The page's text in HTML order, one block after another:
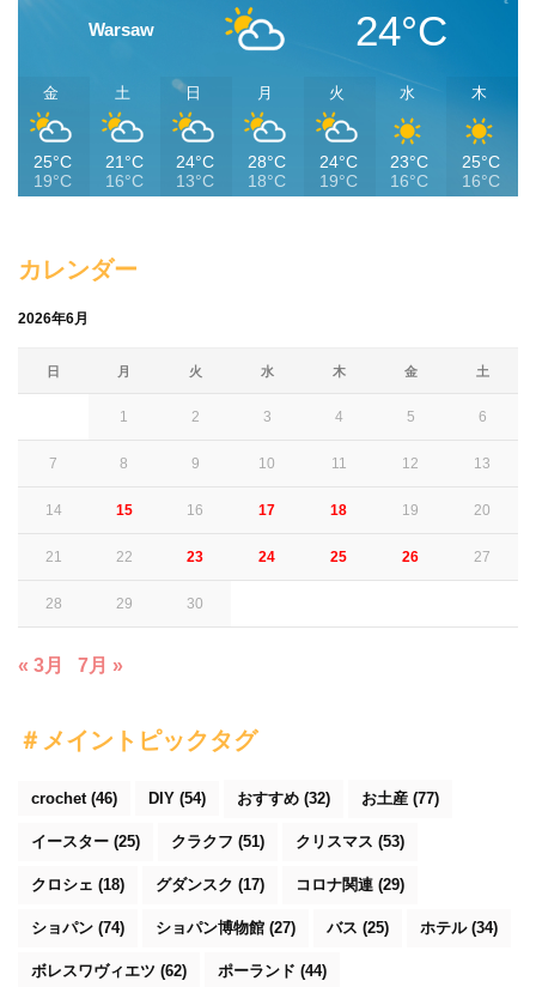
Warsaw 24°C
金
25°C
19°C
土
21°C
16°C
日
24°C
13°C
月
28°C
18°C
火
24°C
19°C
水
23°C
16°C
木
25°C
16°C
カレンダー
2026年6月
日 月 火 水 木 金 土
1 2 3 4 5 6
7 8 9 10 11 12 13
14 15 16 17 18 19 20
21 22 23 24 25 26 27
28 29 30
« 3月 7月 »
＃メイントピックタグ
crochet(46) DIY (54) おすすめ (32) お土産 (77)
イースター (25) クラクフ (51) クリスマス (53)
クロシェ (18) グダンスク (17) コロナ関連 (29)
ショパン (74) ショパン博物館 (27) バス (25) ホテル(34)
ボレスワヴィエツ (62) ポーランド (44)